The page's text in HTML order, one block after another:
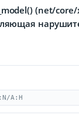
(net/
A:H